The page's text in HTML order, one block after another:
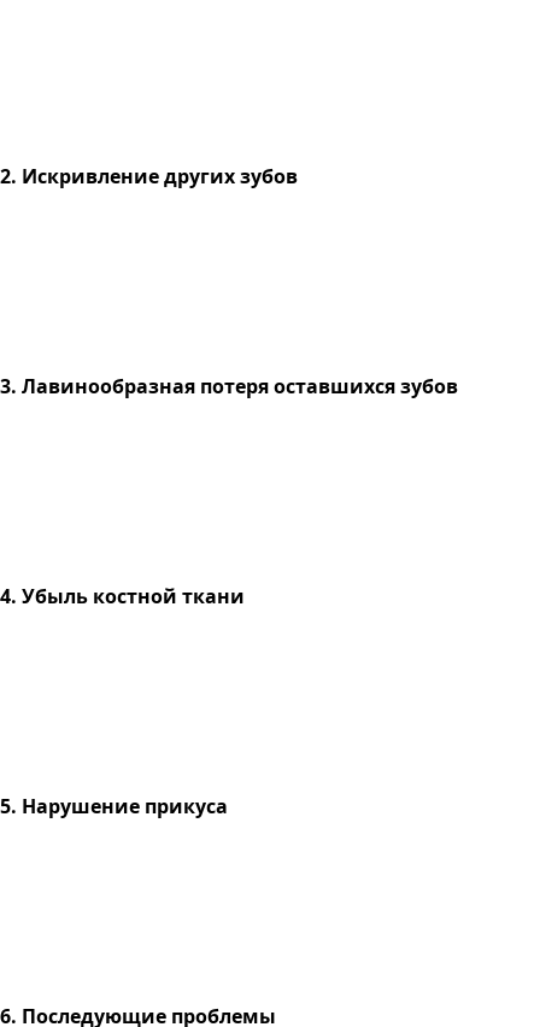
2. Искривление других зубов
3. Лавинообразная потеря оставшихся зубов
4. Убыль костной ткани
5. Нарушение прикуса
6. Последующие проблемы